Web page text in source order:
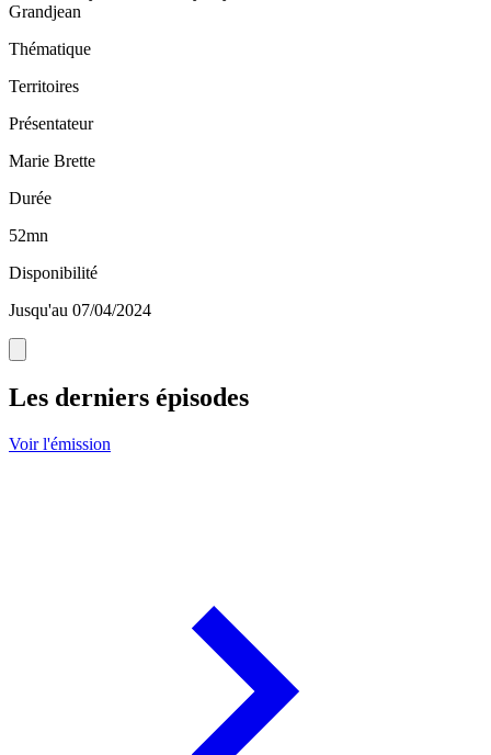
Grandjean
Thématique
Territoires
Présentateur
Marie Brette
Durée
52mn
Disponibilité
Jusqu'au 07/04/2024
Les derniers épisodes
Voir l'émission